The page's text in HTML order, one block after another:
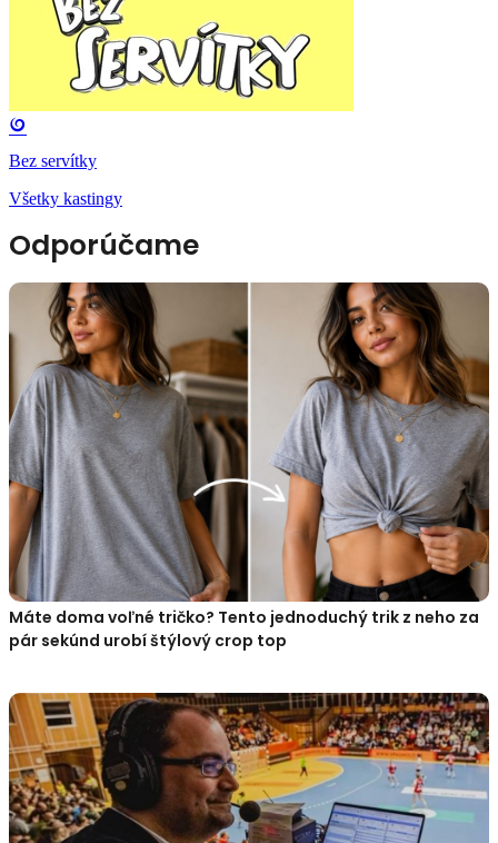
Bez servítky
Všetky kastingy
Odporúčame
Máte doma voľné tričko? Tento jednoduchý trik z neho za
pár sekúnd urobí štýlový crop top